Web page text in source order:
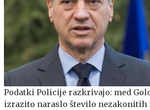
Podatki Policije razkrivajo: med
izrazito naraslo število nezakonitih